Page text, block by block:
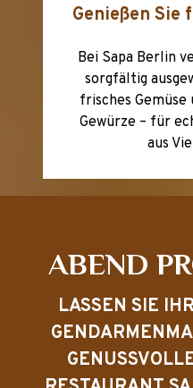
Genießen Sie
Bei Sapa Berlin
sorgfältig
frisches
Gewürze – für
aus
ABEND
LASSEN SIE